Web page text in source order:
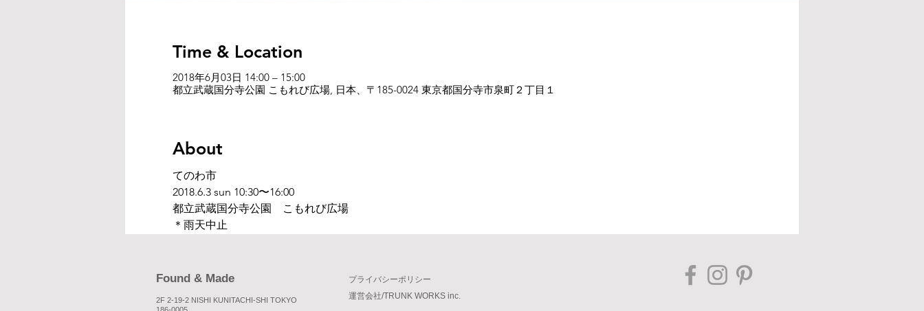
Time & Location
2018年6月03日 14:00 – 15:00
都立武蔵国分寺公園 こもれび広場, 日本、〒185-0024 東京都国分寺市泉町２丁目１
About
てのわ市
2018.6.3 sun 10:30〜16:00
都立武蔵国分寺公園　こもれび広場
＊雨天中止
Found & Made
2F 2-19-2 NISHI KUNITACHI-SHI TOKYO
プライバシーポリシー
​運営会社/TRUNK WORKS inc.